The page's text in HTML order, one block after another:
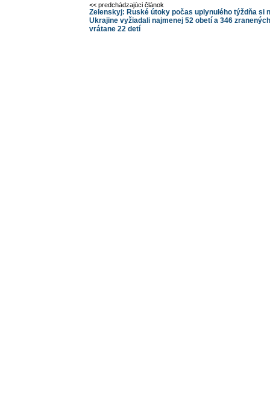
<< predchádzajúci článok
Zelenskyj: Ruské útoky počas uplynulého týždňa si
Ukrajine vyžiadali najmenej 52 obetí a 346 zranených
vrátane 22 detí